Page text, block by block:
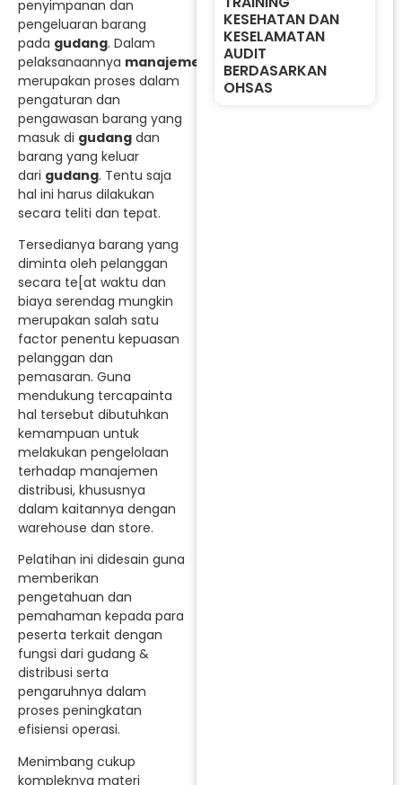
penyimpanan dan
pengeluaran barang
pada gudang. Dalam
pelaksanaannya manajemen
ini
merupakan proses dalam
pengaturan dan
pengawasan barang yang
masuk di gudang dan
barang yang keluar
dari gudang. Tentu saja
hal ini harus dilakukan
secara teliti dan tepat.
Tersedianya barang yang
diminta oleh pelanggan
secara te[at waktu dan
biaya serendag mungkin
merupakan salah satu
factor penentu kepuasan
pelanggan dan
pemasaran. Guna
mendukung tercapainta
hal tersebut dibutuhkan
kemampuan untuk
melakukan pengelolaan
terhadap manajemen
distribusi, khususnya
dalam kaitannya dengan
warehouse dan store.
Pelatihan ini didesain guna
memberikan
pengetahuan dan
pemahaman kepada para
peserta terkait dengan
fungsi dari gudang &
distribusi serta
pengaruhnya dalam
proses peningkatan
efisiensi operasi.
Menimbang cukup
kompleknya materi
KESEHATAN DAN
KESELAMATAN
AUDIT
BERDASARKAN
OHSAS